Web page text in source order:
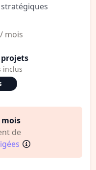
/ mois
projets
inclus
de